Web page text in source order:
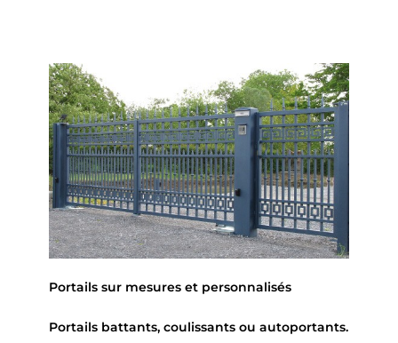
Portails sur mesures et personnalisés
Portails battants, coulissants ou autoportants.